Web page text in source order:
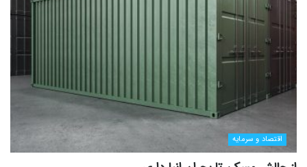
اقتصاد و سرمایه